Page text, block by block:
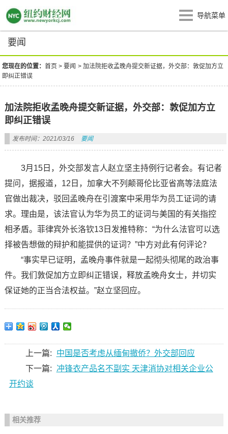
导航菜单
要闻
您现在的位置：首页 >要闻 >加法院拒收孟晚舟提交新证据，外交部：敦促加方立
即纠正错误
加法院拒收孟晚舟提交新证据，外交部：敦促加方立
即纠正错误
发布时间：2021/03/16 要闻
3月15日，外交部发言人赵立坚主持例行记者会。有记者
提问，据报道，12日，加拿大不列颠哥伦比亚省高等法庭法
官做出裁决，驳回孟晚舟在引渡案中采用华为员工证词的请
求。理由是，该法官认为华为员工的证词与美国的有关指控
相矛盾。菲律宾外长洛钦13日发推特称：“为什么法官可以选
择被告想做的辩护和能提供的证词？”中方对此有何评论？
“事实早已证明，孟晚舟事件就是一起彻头彻尾的政治事
件。我们敦促加方立即纠正错误，释放孟晚舟女士，并切实
保证她的正当合法权益。”赵立坚回应。
上一篇:
中国是否考虑从缅甸撤侨？外交部回应
下一篇:
​冲锋衣产品名不副实 天津消协对相关企业公
开约谈
相关推荐